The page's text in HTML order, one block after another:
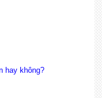
hay không?